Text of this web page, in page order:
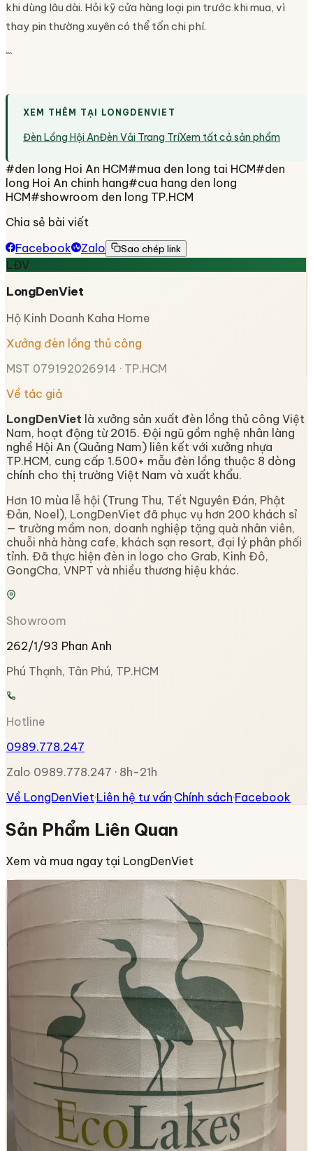
khi dùng lâu dài. Hỏi kỹ cửa hàng loại pin trước khi mua, vì
thay pin thường xuyên có thể tốn chi phí.
```
XEM THÊM TẠI LONGDENVIET
Đèn Lồng Hội AnĐèn Vải Trang TríXem tất cả sản phẩm
#den long Hoi An HCM#mua den long tai HCM#den
long Hoi An chinh hang#cua hang den long
HCM#showroom den long TP.HCM
Chia sẻ bài viết
Facebook
Zalo Sao chép link
LĐV
LongDenViet
Hộ Kinh Doanh Kaha Home
Xưởng đèn lồng thủ công
MST 079192026914 · TP.HCM
Về tác giả
LongDenViet là xưởng sản xuất đèn lồng thủ công Việt
Nam, hoạt động từ 2015. Đội ngũ gồm nghệ nhân làng
nghề Hội An (Quảng Nam) liên kết với xưởng nhựa
TP.HCM, cung cấp 1.500+ mẫu đèn lồng thuộc 8 dòng
chính cho thị trường Việt Nam và xuất khẩu.
Hơn 10 mùa lễ hội (Trung Thu, Tết Nguyên Đán, Phật
Đản, Noel), LongDenViet đã phục vụ hơn 200 khách sỉ
— trường mầm non, doanh nghiệp tặng quà nhân viên,
chuỗi nhà hàng cafe, khách sạn resort, đại lý phân phối
tỉnh. Đã thực hiện đèn in logo cho Grab, Kinh Đô,
GongCha, VNPT và nhiều thương hiệu khác.
Showroom
262/1/93 Phan Anh
Phú Thạnh, Tân Phú, TP.HCM
Hotline
0989.778.247
Zalo 0989.778.247 · 8h-21h
Về LongDenViet·Liên hệ tư vấn·Chính sách·Facebook
Sản Phẩm Liên Quan
Xem và mua ngay tại LongDenViet